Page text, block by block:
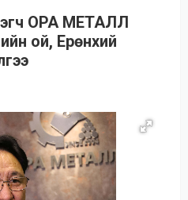
ОРА МЕТАЛЛ
ой, Ерөнхий